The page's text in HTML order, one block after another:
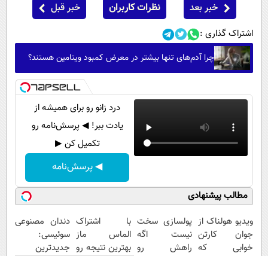
خبر بعد نظرات کاربران خبر قبل
اشتراک گذاری :
چرا آدم‌های تنها بیشتر در معرض کمبود ویتامین هستند؟
درد زانو رو برای همیشه از
یادت ببر! ◀ پرسش‌نامه رو
تکمیل کن ▶
◀ پرسش‌نامه
مطالب پیشنهادی
ویدیو هولناک از
جوان کارتن
خوابی که
پولسازی سخت
نیست اگه
راهش رو
با اشتراک
الماس ماز
بهترین نتیجه رو
دندان مصنوعی
سوئیسی:
جدیدترین